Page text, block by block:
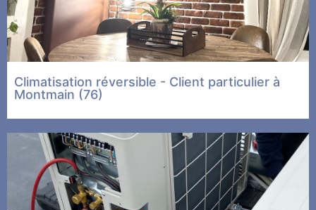
Climatisation réversible - Client particulier à
Montmain (76)